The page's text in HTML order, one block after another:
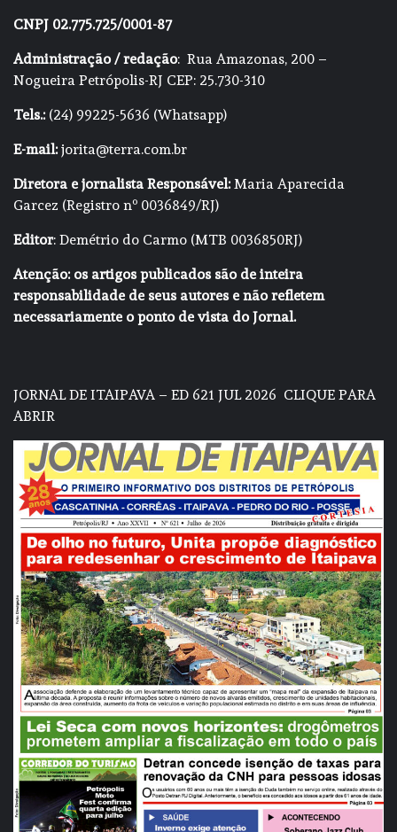
CNPJ 02.775.725/0001-87
Administração / redação: Rua Amazonas, 200 –
Nogueira Petrópolis-RJ CEP: 25.730-310
Tels.:(24) 99225-5636 (Whatsapp)
E-mail:jorita@terra.com.br
Diretora e jornalista Responsável:Maria Aparecida
Garcez (Registro nº 0036849/RJ)
Editor: Demétrio do Carmo (MTB 0036850RJ)
Atenção: os artigos publicados são de inteira
responsabilidade de seus autores e não refletem
necessariamente o ponto de vista do Jornal.
JORNAL DE ITAIPAVA – ED 621 JUL 2026 CLIQUE PARA
ABRIR